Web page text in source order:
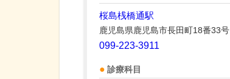
桜島桟橋通駅
鹿児島県鹿児島市長田町18番33号
099-223-3911
診療科目